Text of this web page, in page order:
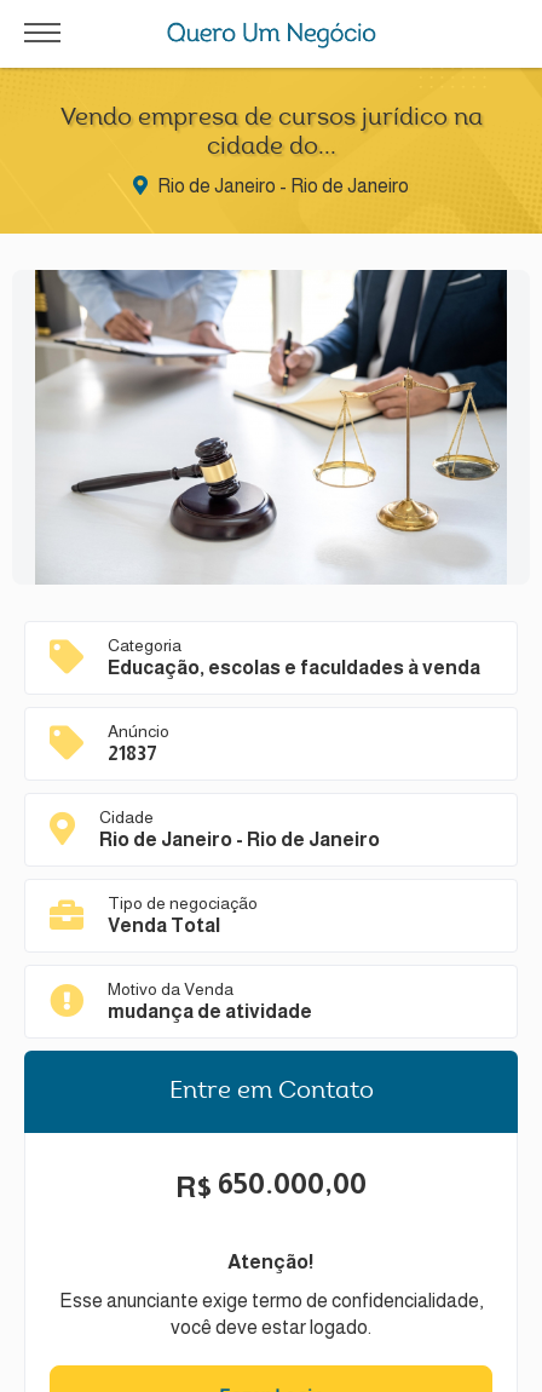
Vendo empresa de cursos jurídico na
cidade do...
Rio de Janeiro - Rio de Janeiro
Categoria
Educação, escolas e faculdades à venda
Anúncio
21837
Cidade
Rio de Janeiro - Rio de Janeiro
Tipo de negociação
Venda Total
Motivo da Venda
mudança de atividade
Entre em Contato
R$ 650.000,00
Atenção!
Esse anunciante exige termo de confidencialidade,
você deve estar logado.